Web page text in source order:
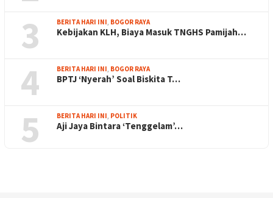
3 BERITA HARI INI BOGOR RAYA
Kebijakan KLH, Biaya Masuk TNGHS Pamijah…
4 BERITA HARI INI BOGOR RAYA
BPTJ ‘Nyerah’ Soal Biskita T…
5 BERITA HARI INI POLITIK
Aji Jaya Bintara ‘Tenggelam’…